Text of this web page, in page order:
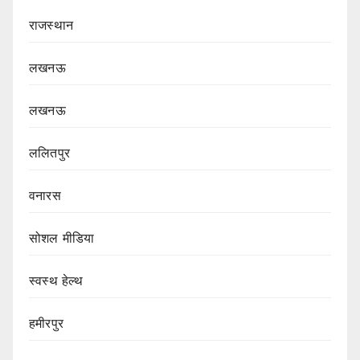
राजस्थान
लखनऊ
लखनऊ
ललितपुर
वनारस
सोशल मीडिया
स्वस्थ हेल्थ
हमीरपुर